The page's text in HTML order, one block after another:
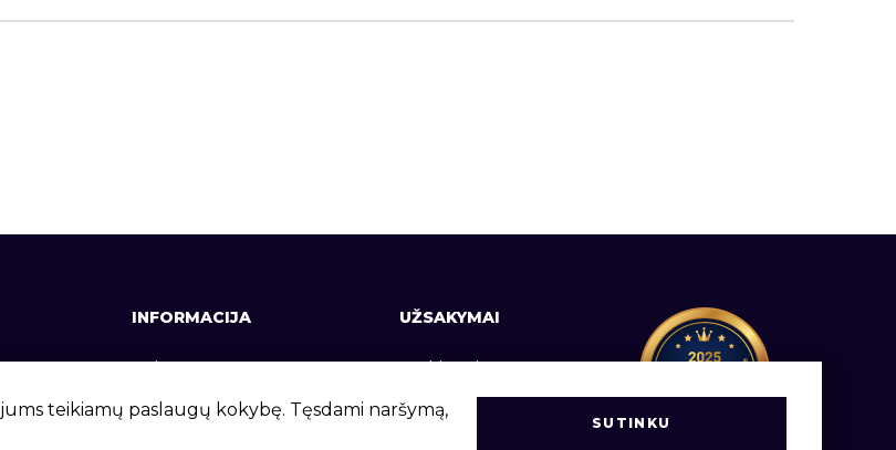
337642
INFORMACIJA
Apie mus
Kontaktai
UŽSAKYMAI
Prekių pristatymas
Informacija vartotojams
teikiamų paslaugų kokybę. Tęsdami naršymą,
SUTINKU